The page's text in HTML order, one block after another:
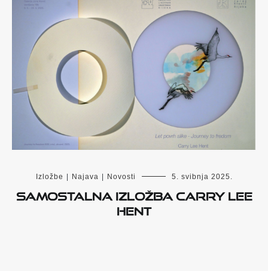
Izložbe | Najava | Novosti 5. svibnja 2025.
Samostalna izložba Carry Lee
Hent